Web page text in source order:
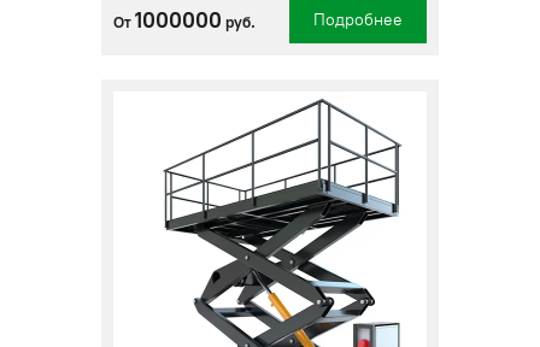
От 1000000 руб. Подробнее